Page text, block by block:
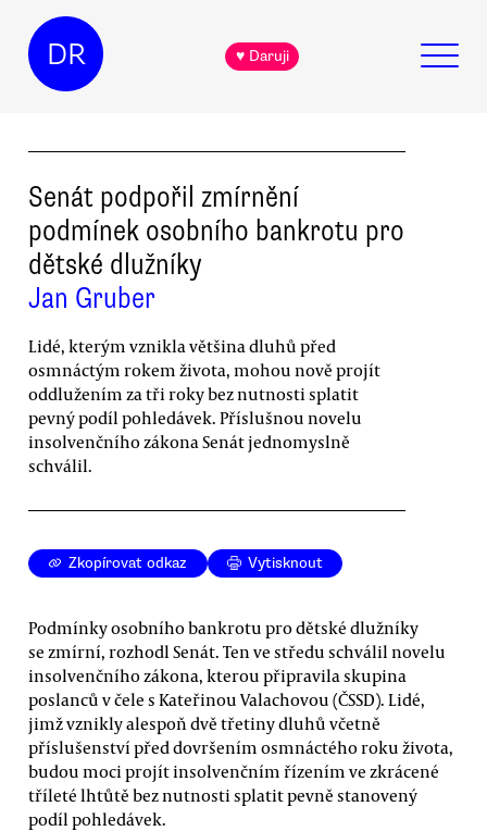
DR ♥ Daruji
Senát podpořil zmírnění
podmínek osobního bankrotu pro
dětské dlužníky
Jan Gruber
Lidé, kterým vznikla většina dluhů před
osmnáctým rokem života, mohou nově projít
oddlužením za tři roky bez nutnosti splatit
pevný podíl pohledávek. Příslušnou novelu
insolvenčního zákona Senát jednomyslně
schválil.
Zkopírovat odkaz Vytisknout
Podmínky osobního bankrotu pro dětské dlužníky
se zmírní, rozhodl Senát. Ten ve středu schválil novelu
insolvenčního zákona, kterou připravila skupina
poslanců v čele s Kateřinou Valachovou (ČSSD). Lidé,
jimž vznikly alespoň dvě třetiny dluhů včetně
příslušenství před dovršením osmnáctého roku života,
budou moci projít insolvenčním řízením ve zkrácené
tříleté lhtůtě bez nutnosti splatit pevně stanovený
podíl pohledávek.